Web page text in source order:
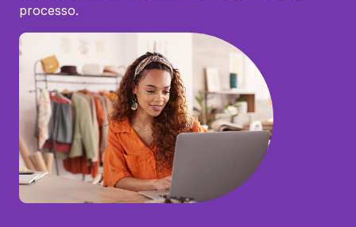
processo.